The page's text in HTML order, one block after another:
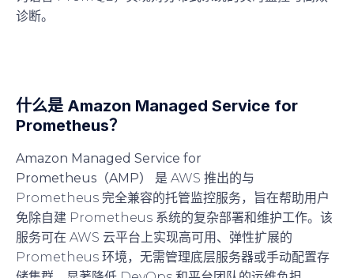
诊断。
什么是 Amazon Managed Service for
Prometheus？
Amazon Managed Service for
Prometheus（AMP）
是 AWS 推出的与
Prometheus 完全兼容的托管监控服务，旨在帮助用户
免除自建 Prometheus 系统的复杂部署和维护工作。该
服务可在 AWS 云平台上实现高可用、弹性扩展的
Prometheus 环境，无需管理底层服务器或手动配置存